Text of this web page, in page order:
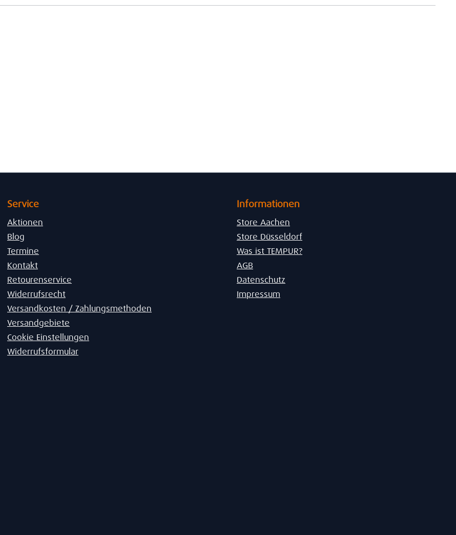
Service
Aktionen
Blog
Termine
Kontakt
Retourenservice
Widerrufsrecht
Versandkosten / Zahlungsmethoden
Versandgebiete
Cookie Einstellungen
Widerrufsformular
Informationen
Store Aachen
Store Düsseldorf
Was ist TEMPUR?
AGB
Datenschutz
Impressum